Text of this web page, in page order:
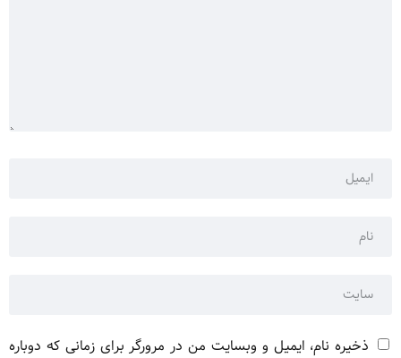
ذخیره نام، ایمیل و وبسایت من در مرورگر برای زمانی که دوباره